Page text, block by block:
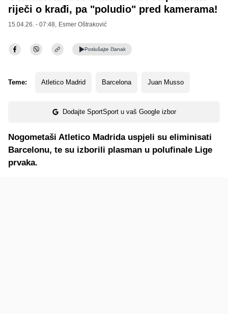
riječi o krađi, pa "poludio" pred kamerama!
15.04.26. - 07:48, Esmer Oštraković
Poslušajte članak
Teme: Atletico Madrid Barcelona Juan Musso
Dodajte SportSport u vaš Google izbor
Nogometaši Atletico Madrida uspjeli su eliminisati
Barcelonu, te su izborili plasman u polufinale Lige
prvaka.